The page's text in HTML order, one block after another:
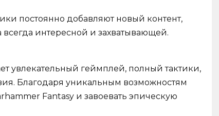
постоянно добавляют новый контент,
интересной и захватывающей.
увлекательный геймплей, полный тактики,
Благодаря уникальным возможностям
Fantasy и завоевать эпическую